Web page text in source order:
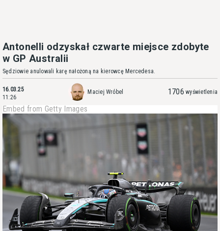
Antonelli odzyskał czwarte miejsce zdobyte
w GP Australii
Sędziowie anulowali karę nałożoną na kierowcę Mercedesa.
16.03.25
11:26
Maciej Wróbel 1706 wyświetlenia
Embed from Getty Images